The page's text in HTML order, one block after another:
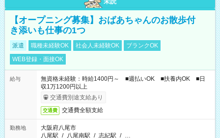
【オープニング募集】おばあちゃんのお散歩付
き添いも仕事の1つ
派遣 職種未経験OK 社会人未経験OK
ブランクOK
WEB登録・面接OK
給与
無資格未経験：時給1400円～ ■週払いOK ■扶養内OK ■日
収1万1200円以上
交通費別途支給あり
交通費 交通費全額支給
勤務地
大阪府八尾市
八尾駅 / 八尾南駅 / 志紀駅 / …